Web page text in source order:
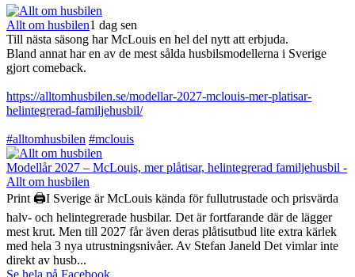
Allt om husbilen1 dag sen
Till nästa säsong har McLouis en hel del nytt att erbjuda.
Bland annat har en av de mest sålda husbilsmodellerna i Sverige
gjort comeback.
https://alltomhusbilen.se/modellar-2027-mclouis-mer-platisar-
helintegrerad-familjehusbil/
#alltomhusbilen #mclouis
Modellår 2027 – McLouis, mer plåtisar, helintegrerad familjehusbil -
Allt om husbilen
Print 🖨I Sverige är McLouis kända för fullutrustade och prisvärda
halv- och helintegrerade husbilar. Det är fortfarande där de lägger
mest krut. Men till 2027 får även deras plåtisutbud lite extra kärlek
med hela 3 nya utrustningsnivåer. Av Stefan Janeld Det vimlar inte
direkt av husb...